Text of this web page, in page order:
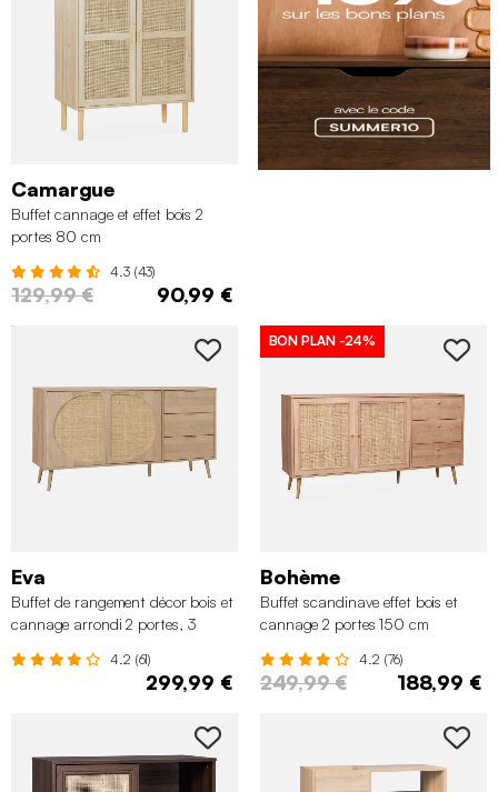
Camargue
Buffet cannage et effet bois 2
portes 80 cm
4.3 (43)
129,99 € 90,99 €
Eva
Buffet de rangement décor bois et
cannage arrondi 2 portes, 3
4.2 (61)
299,99 €
BON PLAN -24%
Bohème
Buffet scandinave effet bois et
cannage 2 portes 150 cm
4.2 (76)
249,99 € 188,99 €